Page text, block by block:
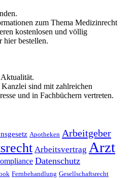
zum Thema Medizinrecht
kostenlosen und völlig
hier bestellen.
sind mit zahlreichen
und in Fachbüchern vertreten.
Apotheken Arbeitgeber
Arbeitsvertrag Arzt
Datenschutz
Fernbehandlung Gesellschaftsrecht